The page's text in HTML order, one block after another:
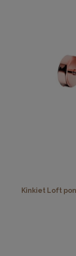
Kinkiet Loft